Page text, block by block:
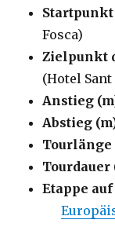
Fosca)
Zielpunkt
(Hotel Sant
Anstieg
Abstieg
Tourdauer
Etappe